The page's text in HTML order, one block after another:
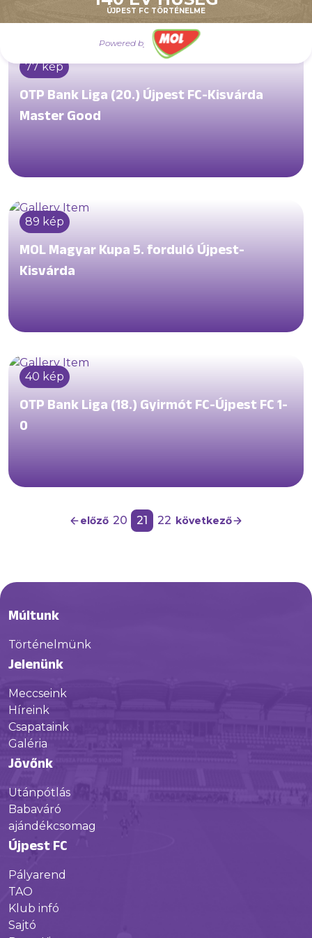
ÚJPEST FC TÖRTÉNELME
Powered by
77 kép
OTP Bank Liga (20.) Újpest FC-Kisvárda
Master Good
89 kép
MOL Magyar Kupa 5. forduló Újpest-
Kisvárda
40 kép
OTP Bank Liga (18.) Gyirmót FC-Újpest FC 1-
0
előző 20 21 22 következő
Múltunk
Történelmünk
Jelenünk
Meccseink
Híreink
Csapataink
Galéria
Jövőnk
Utánpótlás
Babaváró
ajándékcsomag
Újpest FC
Pályarend
TAO
Klub infó
Sajtó